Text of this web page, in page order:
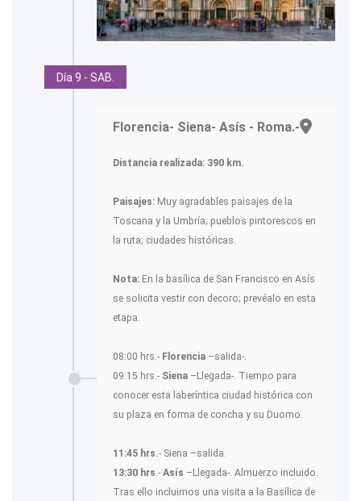
Día 9 - SAB.
Florencia- Siena- Asís - Roma.-
Distancia realizada: 390 km.
Paisajes: Muy agradables paisajes de la
Toscana y la Umbría; pueblos pintorescos en
la ruta; ciudades históricas.
Nota: En la basílica de San Francisco en Asís
se solicita vestir con decoro; prevéalo en esta
etapa.
08:00 hrs.- Florencia –salida-.
09:15 hrs.- Siena –Llegada-. Tiempo para
conocer esta laberíntica ciudad histórica con
su plaza en forma de concha y su Duomo.
11:45 hrs.- Siena –salida.
13:30 hrs.- Asís –Llegada-. Almuerzo incluido.
Tras ello incluimos una visita a la Basílica de